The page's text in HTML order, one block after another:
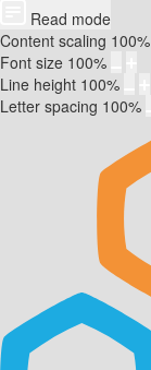
Read mode
Content scaling 100%
Font size 100%
Line height 100%
Letter spacing 100%